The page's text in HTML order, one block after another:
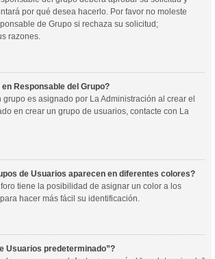
por qué desea hacerlo. Por favor no moleste
de Grupo si rechaza su solicitud;
razones.
Responsable del Grupo?
grupo es asignado por La Administración al crear el
en crear un grupo de usuarios, contacte con La
de Usuarios aparecen en diferentes colores?
tiene la posibilidad de asignar un color a los
hacer más fácil su identificación.
Usuarios predeterminado”?